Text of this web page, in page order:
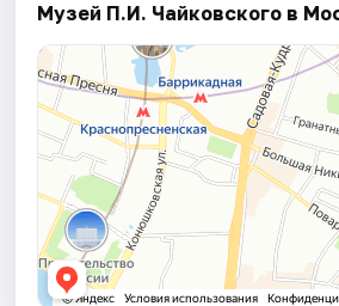
Музей П.И. Чайковского в